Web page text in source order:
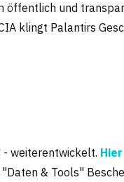
öffentlich und
klingt Palantirs
- weiterentwickelt. Hier
& Tools"